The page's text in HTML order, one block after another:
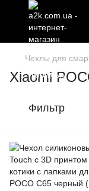
Чехлы для
Xiaomi
Фильтр